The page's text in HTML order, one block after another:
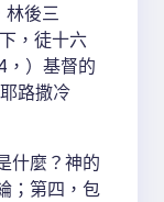
林後三
，徒十六
，）基督的
路撒冷
什麼？神的
；第四，包